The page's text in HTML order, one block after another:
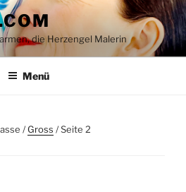
die Herzengel Malerin
Menü
/Gross / Seite 2